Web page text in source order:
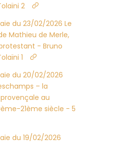
2
du 23/02/2026 Le
Mathieu de Merle,
- Bruno
1
du 20/02/2026
– la
au
21ème siècle - 5
du 19/02/2026